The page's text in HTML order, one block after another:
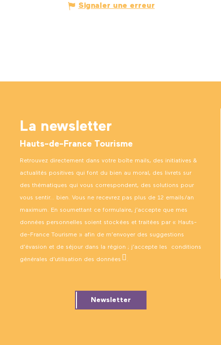
Signaler une erreur
La newsletter
Hauts-de-France Tourisme
Retrouvez directement dans votre boîte mails, des initiatives &
actualités positives qui font du bien au moral, des livrets sur
des thématiques qui vous correspondent, des solutions pour
vous sentir… bien. Vous ne recevrez pas plus de 12 emails/an
maximum. En soumettant ce formulaire, j’accepte que mes
données personnelles soient stockées et traitées par « Hauts-
de-France Tourisme » afin de m’envoyer des suggestions
d’évasion et de séjour dans la région ; j’accepte les conditions
générales d’utilisation des données .
Newsletter